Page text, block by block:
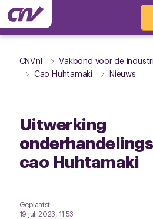
CNV.nl Vakbond voor de
Cao Huhtamaki
Nieuws
Uitwerking
cao Huhtamaki
Geplaatst
19 juli 2023, 11:53